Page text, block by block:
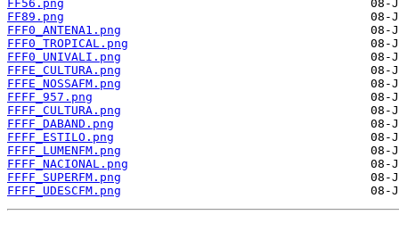
FF56.png
FF89.png
FFF0_ANTENA1.png
FFF0_TROPICAL.png
FFF0_UNIVALI.png
FFFE_CULTURA.png
FFFE_NOSSAFM.png
FFFF_957.png
FFFF_CULTURA.png
FFFF_DABAND.png
FFFF_ESTILO.png
FFFF_LUMENFM.png
FFFF_NACIONAL.png
FFFF_SUPERFM.png
FFFF_UDESCFM.png